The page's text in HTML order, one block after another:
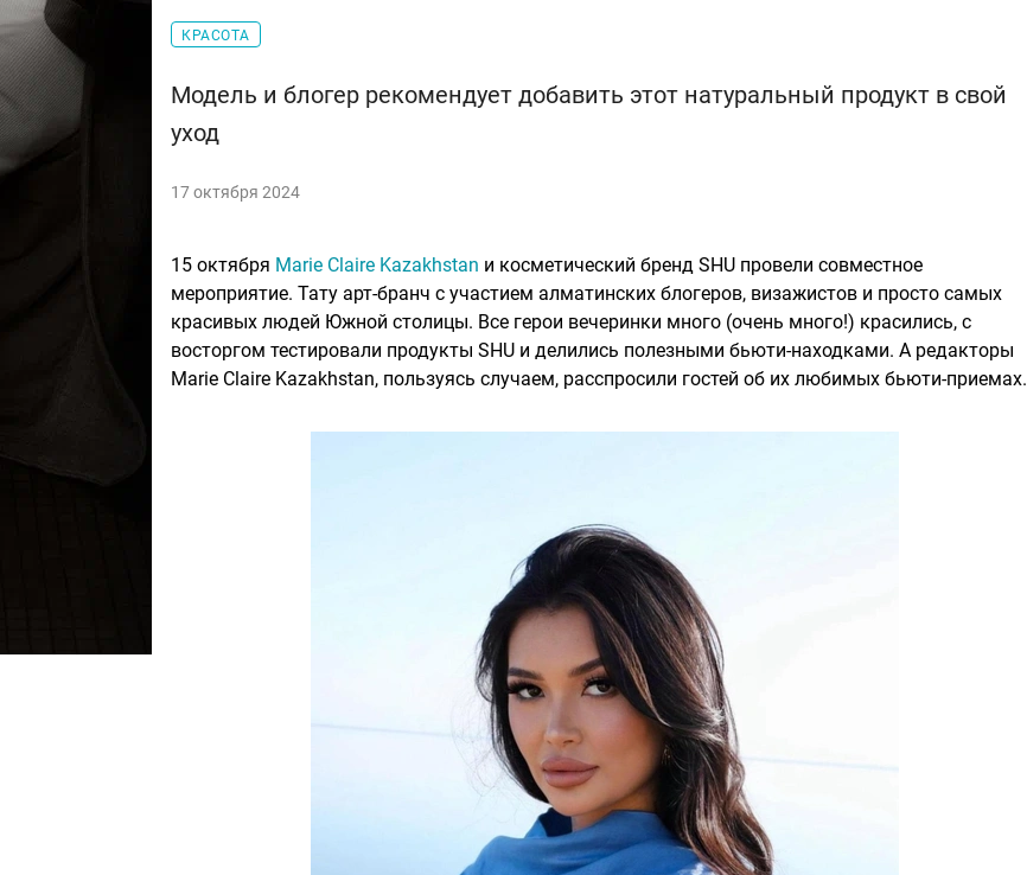
КРАСОТА
Модель и блогер рекомендует добавить этот натуральный продукт в свой
уход
17 октября 2024
15 октября Marie Claire Kazakhstan и косметический бренд SHU провели совместное
мероприятие. Тату арт-бранч с участием алматинских блогеров, визажистов и просто самых
красивых людей Южной столицы. Все герои вечеринки много (очень много!) красились, с
восторгом тестировали продукты SHU и делились полезными бьюти-находками. А редакторы
Marie Claire Kazakhstan, пользуясь случаем, расспросили гостей об их любимых бьюти-приемах.